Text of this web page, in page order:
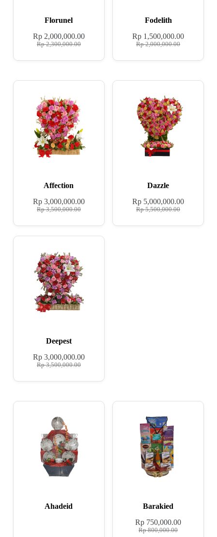
Florunel
Rp2,300,000.00
Rp2,000,000.00
Fodelith
Rp2,000,000.00
Rp 1,500,000.00
Affection
Rp3,500,000.00
Rp3,000,000.00
Dazzle
Rp5,500,000.00
Rp 5,000,000.00
Deepest
Rp3,500,000.00
Rp3,000,000.00
Ahadeid Barakied
Rp800,000.00
Rp 750,000.00